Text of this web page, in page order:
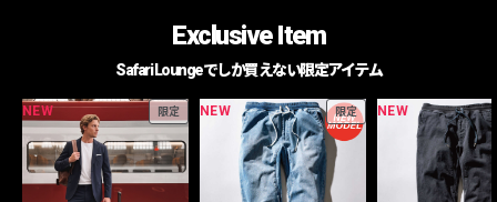
Exclusive Item
Safari Loungeでしか買えない限定アイテム
NEW 限定 NEW 限定 NEW